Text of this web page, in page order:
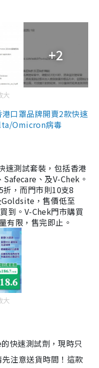
+2
大
口罩品牌開賣2款快速
Omicron病毒
速測試套裝，包括香港
、及V-Chek。
，而門市則10支8
，售價低至
到。V-Chek門市購買
有限，售完即止。
大
快速測試劑，現時只
注意送貨時間！這款